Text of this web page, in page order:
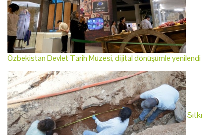
Özbekistan Devlet Tarih Müzesi, dijital dönüşümle yenilendi
Sıtkı